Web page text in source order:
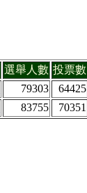
選舉人數 投票數
79303 64425
83755 70351